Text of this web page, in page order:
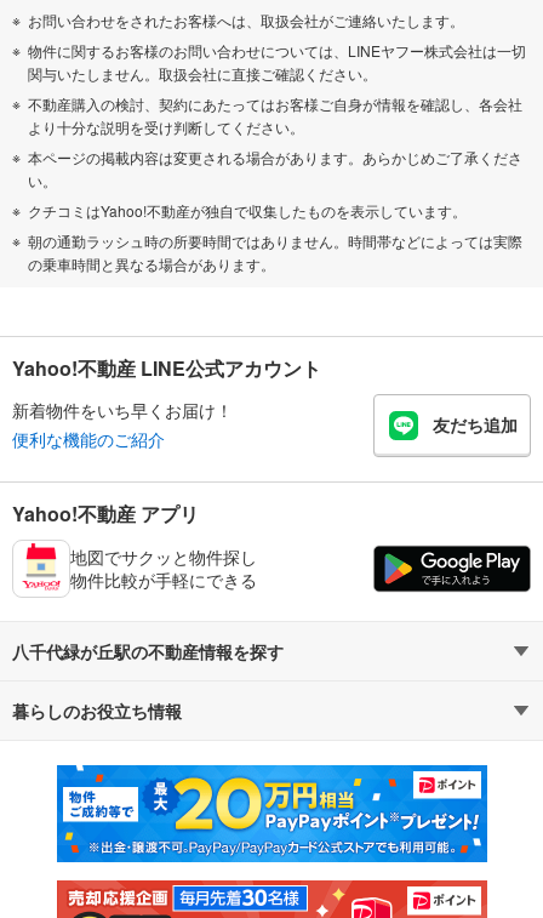
お問い合わせをされたお客様へは、取扱会社がご連絡いたします。
物件に関するお客様のお問い合わせについては、LINEヤフー株式会社は一切
関与いたしません。取扱会社に直接ご確認ください。
不動産購入の検討、契約にあたってはお客様ご自身が情報を確認し、各会社
より十分な説明を受け判断してください。
本ページの掲載内容は変更される場合があります。あらかじめご了承くださ
い。
クチコミはYahoo!不動産が独自で収集したものを表示しています。
朝の通勤ラッシュ時の所要時間ではありません。時間帯などによっては実際
の乗車時間と異なる場合があります。
Yahoo!不動産 LINE公式アカウント
新着物件をいち早くお届け！
便利な機能のご紹介
友だち追加
Yahoo!不動産 アプリ
地図でサクッと物件探し
物件比較が手軽にできる
八千代緑が丘駅の不動産情報を探す
不動産・住宅
新築マンション 中古マンション
新築一戸建て 中古一戸建て
注文住宅 土地
暮らしのお役立ち情報
マンションカタログ 教えて！住まいの先生